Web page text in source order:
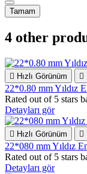
Tamam
4 other
 Hızlı Görünüm 
22*0.80 mm Yıldız
Rated out of 5 stars
Detayları gör
 Hızlı Görünüm 
22*080 mm Yıldız
Rated out of 5 stars
Detayları gör